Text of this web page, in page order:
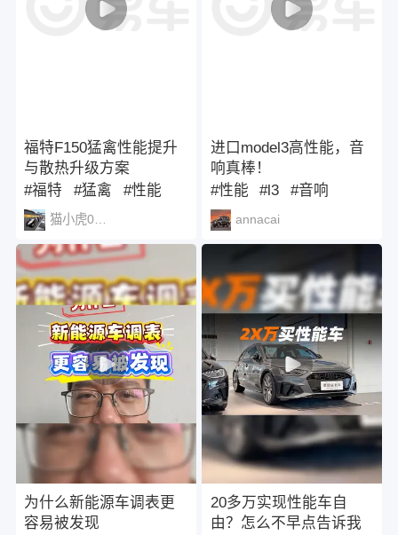
福特F150猛禽性能提升
与散热升级方案
#福特
#猛禽 #性能
为什么新能源车调表更
容易被发现
进口model3高性能，音
响真棒！
#性能
#l3 #音响
annacai
20多万实现性能车自
由？怎么不早点告诉我